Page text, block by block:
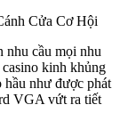
nhu cầu mọi nhu
kinh khủng
hầu như được phát
VGA vứt ra tiết